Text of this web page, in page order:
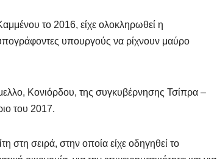
το 2016, είχε ολοκληρωθεί η
υπουργούς να ρίχνουν μαύρο
Κονιόρδου, της συγκυβέρνησης Τσίπρα –
του 2017.
στη σειρά, στην οποία είχε οδηγηθεί το